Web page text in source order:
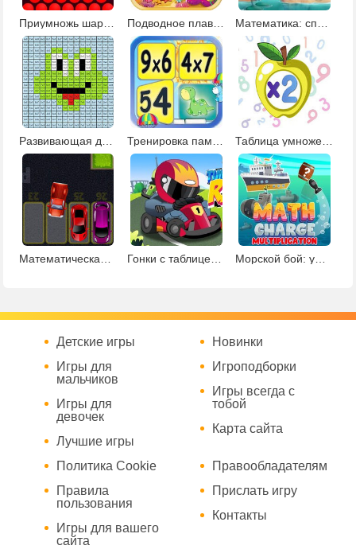
Приумножь шарики в лабиринте Подводное плавание
Таблица умножения: сумасшедшая математика
Гонки с таблицей умножения Морской бой: умножение
Детские игры
Игры для
мальчиков
Игры для
девочек
Лучшие игры
Новинки
Игроподборки
Игры всегда с
тобой
Карта сайта
Политика Cookie
Правила
пользования
Игры для вашего
сайта
Правообладателям
Прислать игру
Контакты